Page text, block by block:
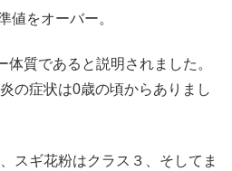
値をオーバー。
体質であると説明されました。
の症状は0歳の頃からありまし
スギ花粉はクラス３、そしてま